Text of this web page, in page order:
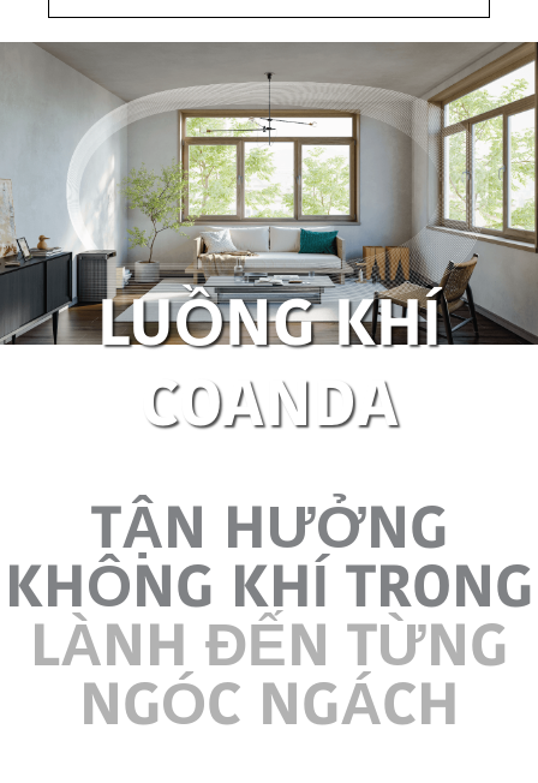
LUỒNG KHÍ
COANDA
TẬN HƯỞNG
KHÔNG KHÍ TRONG
LÀNH ĐẾN TỪNG
NGÓC NGÁCH